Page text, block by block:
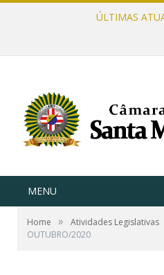
ÚLTIMAS
MENU
Home » Atividades Legislativas
OUTUBRO/2020